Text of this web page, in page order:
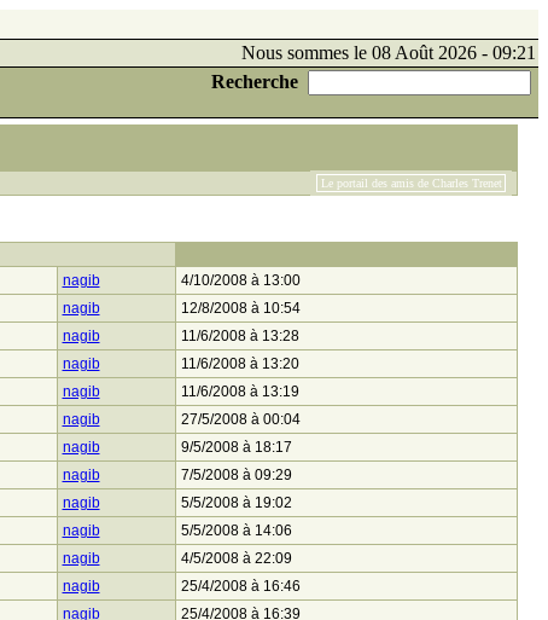
Nous sommes le 08 Août 2026 - 09:21
Recherche
Le portail des amis de Charles Trenet
nagib
4/10/2008 à 13:00
nagib
12/8/2008 à 10:54
nagib
11/6/2008 à 13:28
nagib
11/6/2008 à 13:20
nagib
11/6/2008 à 13:19
nagib
27/5/2008 à 00:04
nagib
9/5/2008 à 18:17
nagib
7/5/2008 à 09:29
nagib
5/5/2008 à 19:02
nagib
5/5/2008 à 14:06
nagib
4/5/2008 à 22:09
nagib
25/4/2008 à 16:46
nagib
25/4/2008 à 16:39